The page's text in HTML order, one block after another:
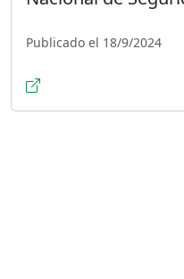
Publicado el 18/9/2024